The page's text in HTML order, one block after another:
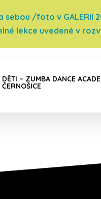
sebou /foto v
lekce uvedené v
DĚTI – ZUMBA DANCE
ČERNOŠICE